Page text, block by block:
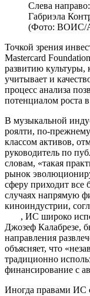
Слева
Габриэла
(Фото: ВОИС/
Точкой зрения
Mastercard
развитию культуры,
учитывает и
процесс анализа
потенциалом роста
В музыкальной
роялти, по-
классом активов,
руководитель по
словам, «такая
рынок
сферу приходит все
случаях напрямую
киноиндустрии,
, ИС широко
Джозеф Калабрезе,
направления
объясняет, что
традиционно
финансирование с
Иногда правами ИС